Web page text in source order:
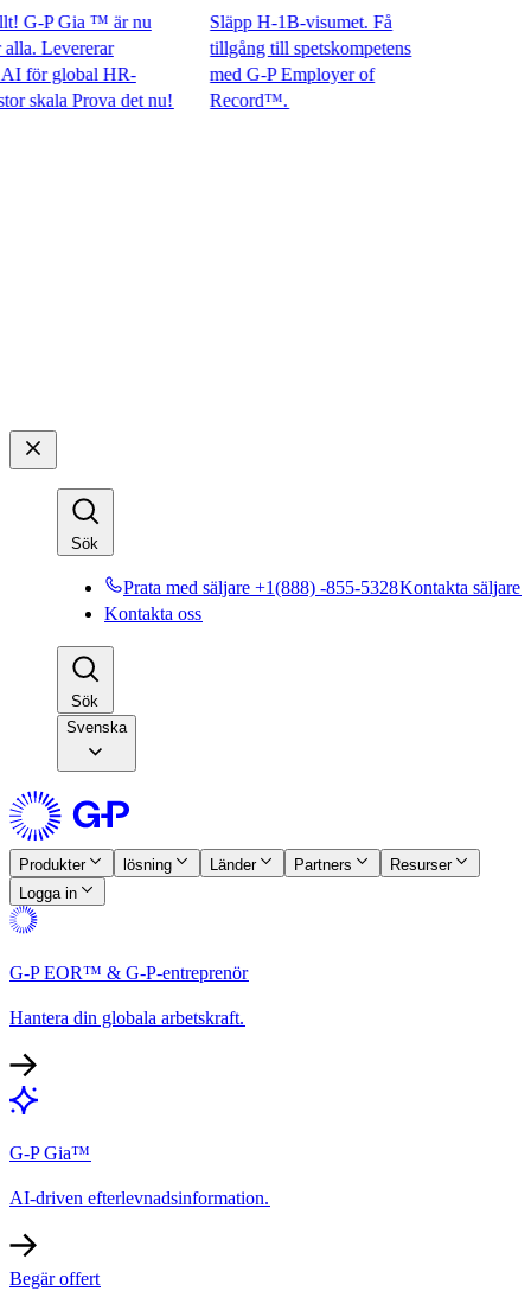
P Gia ™ är nu
global HR-
Prova det nu!​​
Släpp H-1B-visumet. Få
tillgång till spetskompetens
med G-P Employer of
Record™.​​
Sök​​
Prata med säljare +1(888) -855-5328​​Kontakta säljare​​
Kontakta oss​​
Sök​​
Svenska
Produkter​​ lösning​​ Länder​​ Partners​​
Resurser​​
Logga in​​
G-P EOR™ & G-P-entreprenör​​
Hantera din globala arbetskraft.​​
G-P Gia™​​
AI-driven efterlevnadsinformation.​​
Begär offert​​